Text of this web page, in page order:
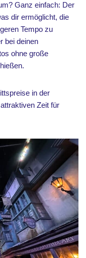
Ganz einfach: Der
dir ermöglicht, die
Tempo zu
bei deinen
ohne große
in der
Zeit für